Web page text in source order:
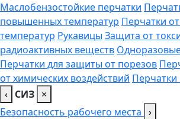
Маслобензостойкие перчатки
повышенных температур Перчатки
температур Рукавицы Защита от
радиоактивных веществ
Перчатки для защиты от порезов
от химических воздействий
‹ СИЗ ×
Безопасность рабочего места ›